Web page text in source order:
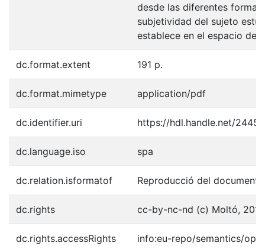
desde las diferentes formas
subjetividad del sujeto
establece en el espacio de
dc.format.extent 191 p.
dc.format.mimetype application/pdf
dc.identifier.uri https://hdl.handle.net/
dc.language.iso spa
dc.relation.isformatof Reproducció del document
dc.rights cc-by-nc-nd (c) Moltó, 2013
dc.rights.accessRights info:eu-repo/semantics/